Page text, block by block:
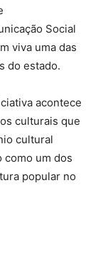
Social
viva uma das
do estado.
acontece
culturais que
cultural
como um dos
popular no